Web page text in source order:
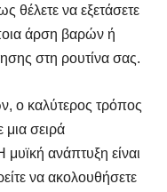
θέλετε να εξετάσετε
άρση βαρών ή
στη ρουτίνα σας.
ο καλύτερος τρόπος
μια σειρά
ανάπτυξη είναι
να ακολουθήσετε